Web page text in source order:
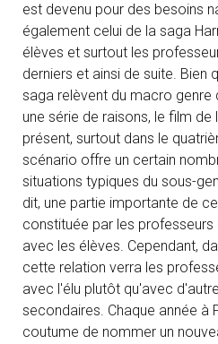
est devenu pour des besoins
également celui de la saga
élèves et surtout les
derniers et ainsi de suite. Bien
saga relèvent du macro genre
une série de raisons, le film
présent, surtout dans le
scénario offre un certain
situations typiques du sous-
dit, une partie importante de
constituée par les
avec les élèves. Cependant,
cette relation verra les
avec l'élu plutôt qu'avec
secondaires. Chaque année à
coutume de nommer un